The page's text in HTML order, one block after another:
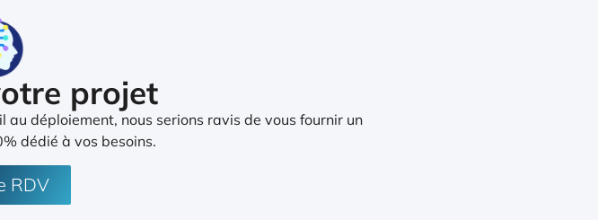
projet
déploiement, nous serions ravis de vous fournir un
dédié à vos besoins.
RDV